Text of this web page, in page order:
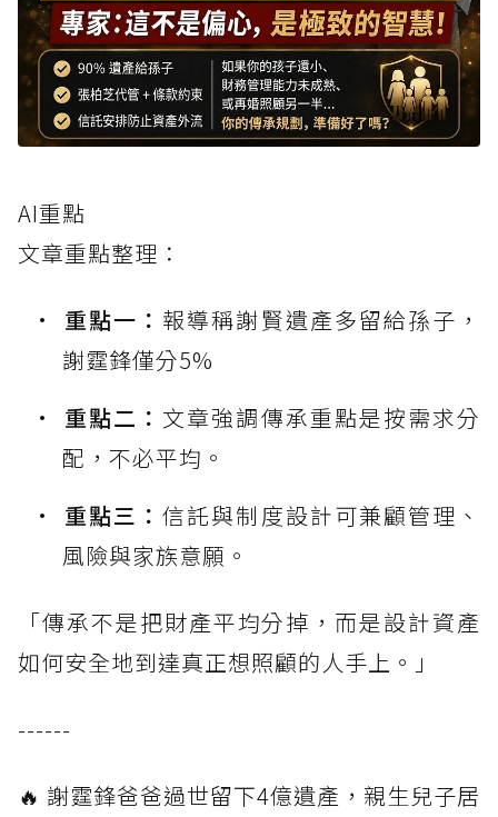
AI重點
文章重點整理：
重點一： 報導稱謝賢遺產多留給孫子，
謝霆鋒僅分5%
重點二： 文章強調傳承重點是按需求分
配，不必平均。
重點三：信託與制度設計可兼顧管理、
風險與家族意願。
「傳承不是把財產平均分掉，而是設計資產
如何安全地到達真正想照顧的人手上。」
------
🔥 謝霆鋒爸爸過世留下4億遺產，親生兒子居